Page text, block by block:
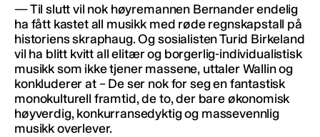
— Til slutt vil nok høyremannen Bernander endelig
ha fått kastet all musikk med røde regnskapstall på
historiens skraphaug. Og sosialisten Turid Birkeland
vil ha blitt kvitt all elitær og borgerlig-individualistisk
musikk som ikke tjener massene, uttaler Wallin og
konkluderer at – De ser nok for seg en fantastisk
monokulturell framtid, de to, der bare økonomisk
høyverdig, konkurransedyktig og massevennlig
musikk overlever.